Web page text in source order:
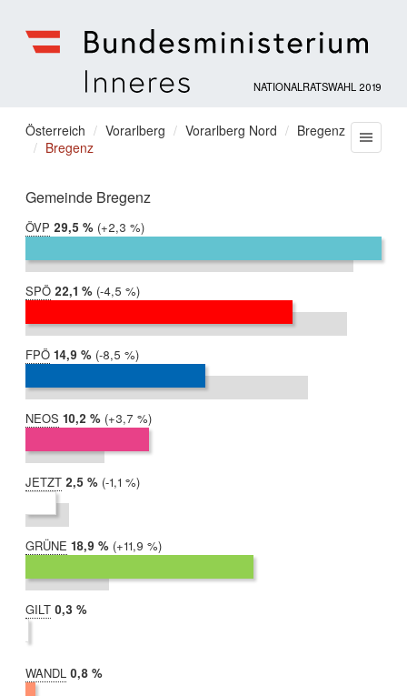
für
Inneres
NATIONALRATSWAHL 2019
Sie
befinden
hier:
Österreich Vorarlberg Vorarlberg Nord
Bregenz
Bregenz
Gemeinde Bregenz
ÖVP 2019:
29,5 %
2017:
27,2 %
Differenz:
+2,3 %
SPÖ 2019:
22,1 %
2017:
26,6 %
Differenz:
-4,5 %
FPÖ 2019:
14,9 %
2017:
23,4 %
Differenz:
-8,5 %
NEOS 2019:
10,2 %
2017:
6,5 %
Differenz:
+3,7 %
JETZT 2019:
2,5 %
2017:
3,6 %
Differenz:
-1,1 %
GRÜNE 2019:
18,9 %
2017:
6,9 %
Differenz:
+11,9 %
GILT 2019:
0,3 %
WANDL 2019:
0,8 %